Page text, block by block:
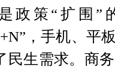
政策“扩围”
，手机、平
民生需求。商